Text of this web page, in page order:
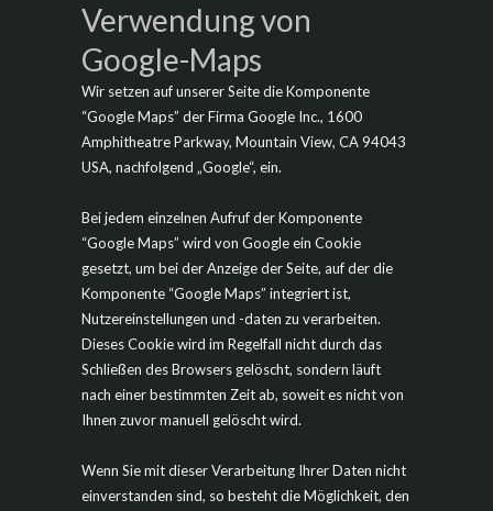
Verwendung von
Google-Maps
Wir setzen auf unserer Seite die Komponente
“Google Maps” der Firma Google Inc., 1600
Amphitheatre Parkway, Mountain View, CA 94043
USA, nachfolgend „Google“, ein.
Bei jedem einzelnen Aufruf der Komponente
“Google Maps” wird von Google ein Cookie
gesetzt, um bei der Anzeige der Seite, auf der die
Komponente “Google Maps” integriert ist,
Nutzereinstellungen und -daten zu verarbeiten.
Dieses Cookie wird im Regelfall nicht durch das
Schließen des Browsers gelöscht, sondern läuft
nach einer bestimmten Zeit ab, soweit es nicht von
Ihnen zuvor manuell gelöscht wird.
Wenn Sie mit dieser Verarbeitung Ihrer Daten nicht
einverstanden sind, so besteht die Möglichkeit, den